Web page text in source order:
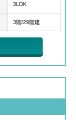
3LDK
3階/29階建